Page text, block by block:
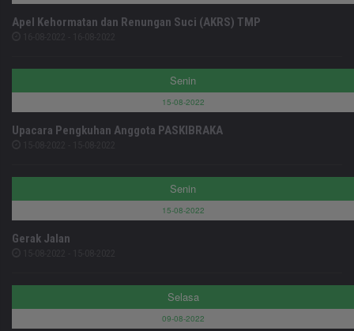
Apel Kehormatan dan Renungan Suci (AKRS) TMP
Senin
15-08-2022
Upacara Pengkuhan Anggota PASKIBRAKA
Senin
15-08-2022
Gerak Jalan
Selasa
09-08-2022